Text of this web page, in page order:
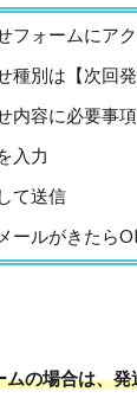
フォームにア
種別は【次回
内容に必要事
入力
て送信
ールがきたら
ムの場合は、